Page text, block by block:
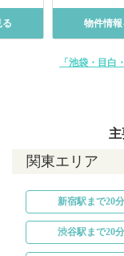
る 物件情
「池袋・目白
関東エリア
新宿駅まで20
渋谷駅まで20